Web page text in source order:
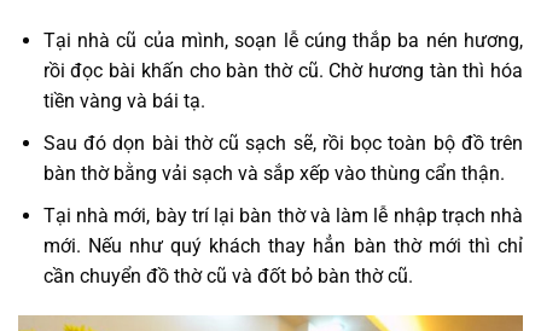
Tại nhà cũ của mình, soạn lễ cúng thắp ba nén hương,
rồi đọc bài khấn cho bàn thờ cũ. Chờ hương tàn thì hóa
tiền vàng và bái tạ.
Sau đó dọn bài thờ cũ sạch sẽ, rồi bọc toàn bộ đồ trên
bàn thờ bằng vải sạch và sắp xếp vào thùng cẩn thận.
Tại nhà mới, bày trí lại bàn thờ và làm lễ nhập trạch nhà
mới. Nếu như quý khách thay hẳn bàn thờ mới thì chỉ
cần chuyển đồ thờ cũ và đốt bỏ bàn thờ cũ.